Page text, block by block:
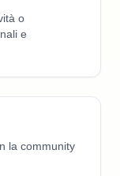
o
e
la community